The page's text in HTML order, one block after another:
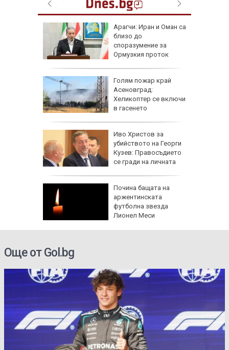
Арагчи: Иран и Оман са
близо до
споразумение за
Ормузкия проток
Голям пожар край
Асеновград:
Хеликоптер се включи
в гасенето
Иво Христов за
убийството на Георги
Кузев: Правосъдието
се гради на личната
Почина бащата на
аржентинската
футболна звезда
Лионел Меси
Още от Gol.bg